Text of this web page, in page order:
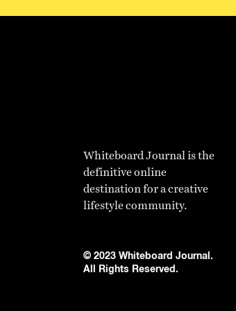
Whiteboard Journal is the
definitive online
destination for a creative
lifestyle community.
© 2023 Whiteboard Journal.
All Rights Reserved.